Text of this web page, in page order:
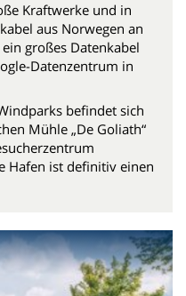
Kraftwerke und in
aus Norwegen an
großes Datenkabel
Datenzentrum in
befindet sich
Mühle „De Goliath“
Hafen ist definitiv einen